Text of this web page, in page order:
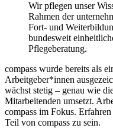
Wir pflegen unser
Rahmen der
Fort- und
bundesweit
Pflegeberatung.
compass wurde bereits als
Arbeitgeber*innen
wächst stetig – genau wie
Mitarbeitenden umsetzt.
compass im Fokus.
Teil von compass zu sein.